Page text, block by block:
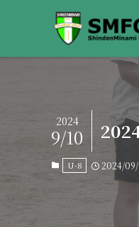
2024
9/10
U-8 2024/